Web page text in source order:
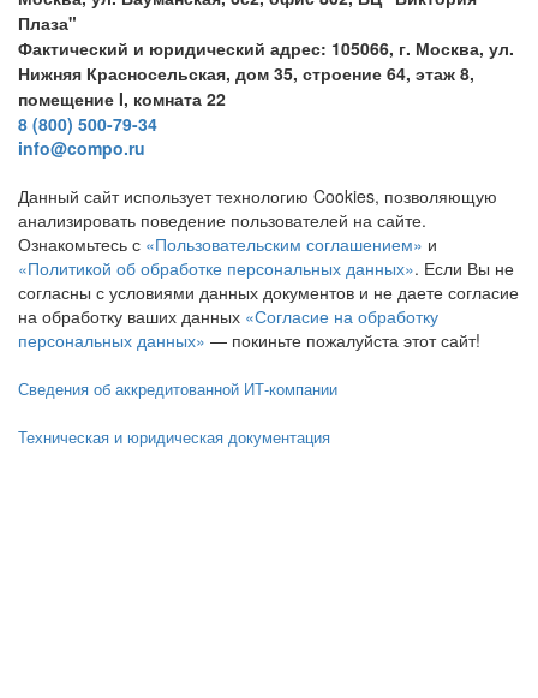
Плаза"
Фактический и юридический адрес: 105066, г. Москва, ул.
Нижняя Красносельская, дом 35, строение 64, этаж 8,
помещение I, комната 22
8 (800) 500-79-34
info@compo.ru
Данный сайт использует технологию Cookies, позволяющую
анализировать поведение пользователей на сайте.
Ознакомьтесь с «Пользовательским соглашением» и
«Политикой об обработке персональных данных». Если Вы не
согласны с условиями данных документов и не даете согласие
на обработку ваших данных «Согласие на обработку
персональных данных» — покиньте пожалуйста этот сайт!
Сведения об аккредитованной ИТ-компании
Техническая и юридическая документация